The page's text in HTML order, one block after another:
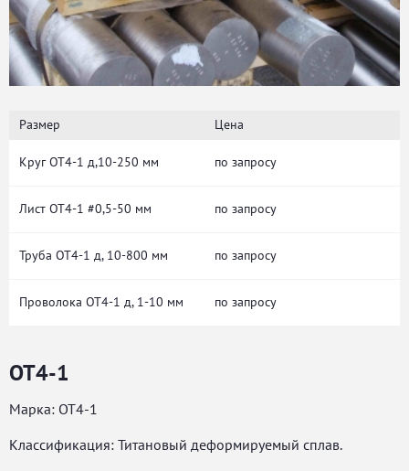
Размер Цена
Круг ОТ4-1 д,10-250 мм по запросу
Лист ОТ4-1 #0,5-50 мм по запросу
Труба ОТ4-1 д, 10-800 мм по запросу
Проволока ОТ4-1 д, 1-10 мм по запросу
ОТ4-1
Марка: ОТ4-1
Классификация: Титановый деформируемый сплав.